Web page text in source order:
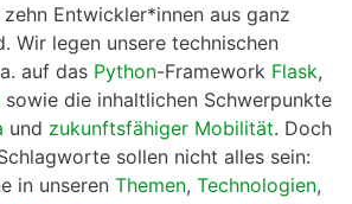
Entwickler*innen aus ganz
Wir legen unsere technischen
auf das Python-Framework Flask,
sowie die inhaltlichen Schwerpunkte
und zukunftsfähiger Mobilität. Doch
sollen nicht alles sein:
in unseren Themen, Technologien,